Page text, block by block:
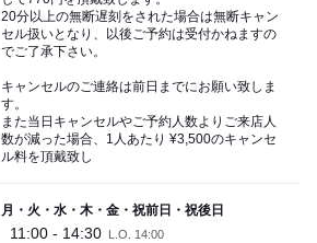
20分以上の無断遅刻をされた場合は無断キャン
セル扱いとなり、以後ご予約は受付かねますの
でご了承下さい。
キャンセルのご連絡は前日までにお願い致しま
す。
また当日キャンセルやご予約人数よりご来店人
数が減った場合、1人あたり ¥3,500のキャンセ
ル料を頂戴致し
月・火・水・木・金・祝前日・祝後日
11:00 - 14:30 L.O. 14:00